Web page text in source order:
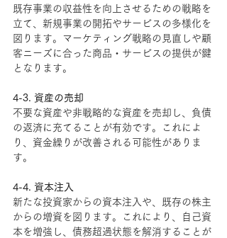
既存事業の収益性を向上させるための戦略を
立て、新規事業の開拓やサービスの多様化を
図ります。マーケティング戦略の見直しや顧
客ニーズに合った商品・サービスの提供が鍵
となります。
4-3. 資産の売却
不要な資産や非戦略的な資産を売却し、負債
の返済に充てることが有効です。これによ
り、資金繰りが改善される可能性がありま
す。
4-4. 資本注入
新たな投資家からの資本注入や、既存の株主
からの増資を図ります。これにより、自己資
本を増強し、債務超過状態を解消することが